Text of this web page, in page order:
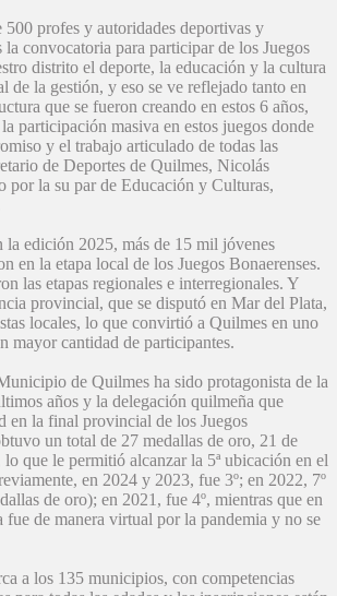
500 profes y autoridades deportivas y
la convocatoria para participar de los Juegos
distrito el deporte, la educación y la cultura
de la gestión, y eso se ve reflejado tanto en
que se fueron creando en estos 6 años,
participación masiva en estos juegos donde
y el trabajo articulado de todas las
de Deportes de Quilmes, Nicolás
por la su par de Educación y Culturas,
la edición 2025, más de 15 mil jóvenes
en la etapa local de los Juegos Bonaerenses.
las etapas regionales e interregionales. Y
provincial, que se disputó en Mar del Plata,
locales, lo que convirtió a Quilmes en uno
mayor cantidad de participantes.
de Quilmes ha sido protagonista de la
años y la delegación quilmeña que
en la final provincial de los Juegos
un total de 27 medallas de oro, 21 de
que le permitió alcanzar la 5ª ubicación en el
en 2024 y 2023, fue 3º; en 2022, 7º
de oro); en 2021, fue 4º, mientras que en
fue de manera virtual por la pandemia y no se
a los 135 municipios, con competencias